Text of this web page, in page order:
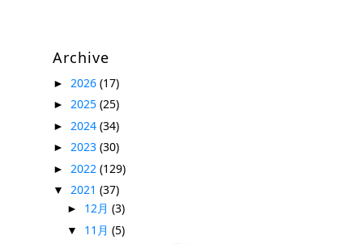
Archive
► 2026 (17)
► 2025 (25)
► 2024 (34)
► 2023 (30)
► 2022 (129)
▼ 2021 (37)
► 12月 (3)
▼ 11月 (5)